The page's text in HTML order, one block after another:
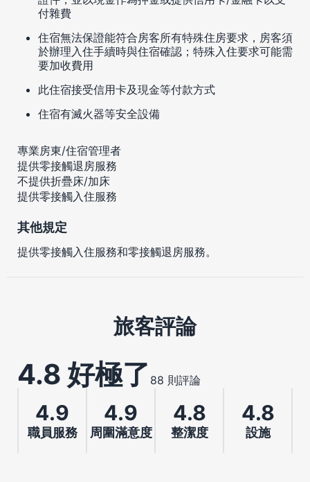
付雜費
住宿無法保證能符合房客所有特殊住房要求，房客須
於辦理入住手續時與住宿確認；特殊入住要求可能需
要加收費用
此住宿接受信用卡及現金等付款方式
住宿有滅火器等安全設備
專業房東/住宿管理者
提供零接觸退房服務
不提供折疊床/加床
提供零接觸入住服務
其他規定
提供零接觸入住服務和零接觸退房服務。
旅客評論
4.8 好極了 88 則評論
4.9
職員服務
4.9
周圍滿意度
4.8
整潔度
4.8
設施